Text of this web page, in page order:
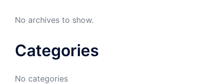
No archives to show.
Categories
No categories